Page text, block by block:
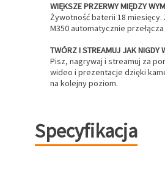
WIĘKSZE PRZERWY MIĘDZY
Żywotność baterii 18
M350 automatycznie
TWÓRZ I STREAMUJ JAK NIGDY
Pisz, nagrywaj i streamuj za
wideo i prezentacje dzięki
na kolejny poziom.
Specyfikacja